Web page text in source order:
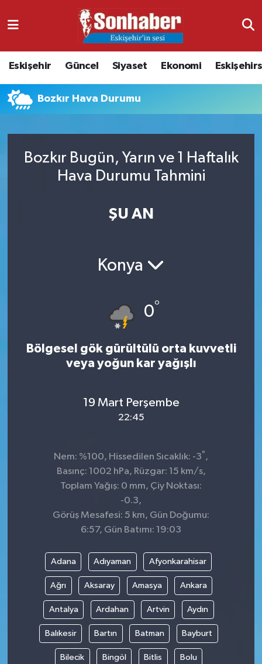
Eskişehir Güncel Siyaset Ekonomi
Bozkır Hava Durumu
Bozkır Bugün, Yarın ve 1 Haftalık
Hava Durumu Tahmini
ŞU AN
Konya
0°
Bölgesel gök gürültülü orta kuvvetli
veya yoğun kar yağışlı
19 Mart Perşembe
22:45
Nem: %100, Hissedilen Sıcaklık: -3° ,
Basınç: 1002 hPa, Rüzgar: 15 km/s,
Toplam Yağış: 0 mm, Çiy Noktası:
-0.3,
Görüş Mesafesi: 5 km, Gün Doğumu:
6:57, Gün Batımı: 19:03
Adana Adıyaman Afyonkarahisar
Ağrı Aksaray Amasya Ankara
Antalya Ardahan Artvin Aydın
Balıkesir Bartın Batman Bayburt
Bilecik Bingöl Bitlis Bolu
Ekonomi
Güncel
Kültür & Sanat
Nöbetçi Eczaneler
Namaz Vakitleri
Trafik Durumu
Süper Lig Puan Durumu ve Fikstür
Son Dakika Haberleri